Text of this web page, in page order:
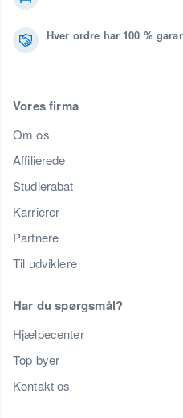
Hver ordre har 100 %
Vores firma
Om os
Affilierede
Studierabat
Karrierer
Partnere
Til udviklere
Har du spørgsmål?
Hjælpecenter
Top byer
Kontakt os